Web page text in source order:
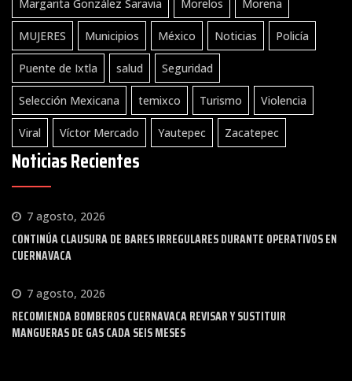
Margarita González Saravia Morelos Morena
MUJERES Municipios México Noticias Policía
Puente de Ixtla salud Seguridad
Selección Mexicana temixco Turismo Violencia
Viral Víctor Mercado Yautepec Zacatepec
Noticias Recientes
7 agosto, 2026
CONTINÚA CLAUSURA DE BARES IRREGULARES DURANTE OPERATIVOS EN
CUERNAVACA
7 agosto, 2026
RECOMIENDA BOMBEROS CUERNAVACA REVISAR Y SUSTITUIR
MANGUERAS DE GAS CADA SEIS MESES